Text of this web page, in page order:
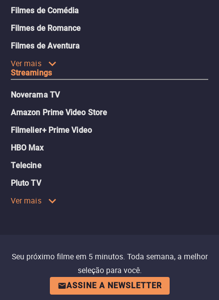
Filmes de Comédia
Filmes de Romance
Filmes de Aventura
Ver mais
Streamings
Noverama TV
Amazon Prime Video Store
Filmelier+ Prime Video
HBO Max
Telecine
Pluto TV
Ver mais
Seu próximo filme em 5 minutos. Toda semana, a melhor
seleção para você.
ASSINE A NEWSLETTER